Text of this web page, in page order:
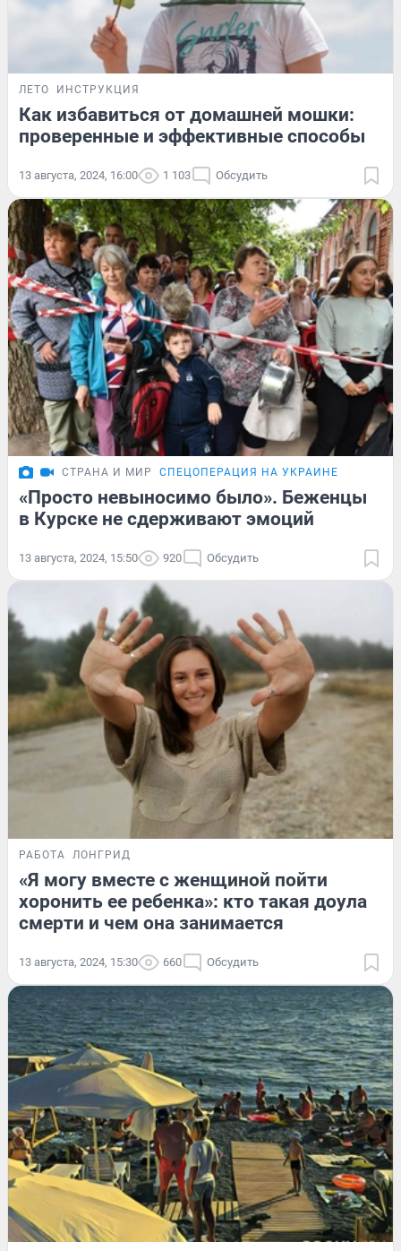
ЛЕТО ИНСТРУКЦИЯ
Как избавиться от домашней мошки:
проверенные и эффективные способы
13 августа, 2024, 16:00 1 103 Обсудить
СТРАНА И МИР СПЕЦОПЕРАЦИЯ НА УКРАИНЕ
«Просто невыносимо было». Беженцы
в Курске не сдерживают эмоций
13 августа, 2024, 15:50 920 Обсудить
РАБОТА ЛОНГРИД
«Я могу вместе с женщиной пойти
хоронить ее ребенка»: кто такая доула
смерти и чем она занимается
13 августа, 2024, 15:30 660 Обсудить